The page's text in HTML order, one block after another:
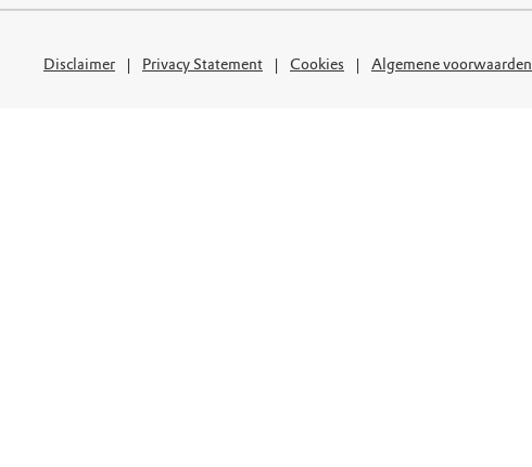
Disclaimer Privacy Statement Cookies Algemene voorwaarden